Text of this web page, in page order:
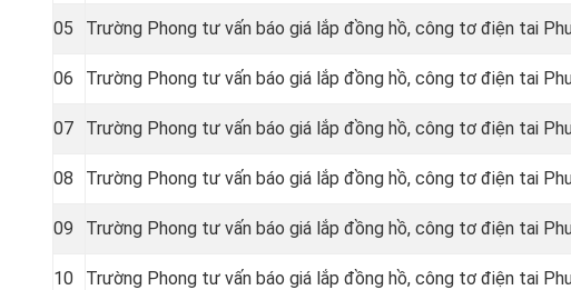
05 Trường Phong tư vấn báo giá lắp đồng hồ, công tơ điện tai
06 Trường Phong tư vấn báo giá lắp đồng hồ, công tơ điện tai
07 Trường Phong tư vấn báo giá lắp đồng hồ, công tơ điện tai
08 Trường Phong tư vấn báo giá lắp đồng hồ, công tơ điện tai
09 Trường Phong tư vấn báo giá lắp đồng hồ, công tơ điện tai
10 Trường Phong tư vấn báo giá lắp đồng hồ, công tơ điện tai